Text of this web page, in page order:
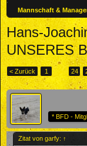
Mannschaft &
Hans-
UNSERES
< Zurück 1 ← 24
* BFD -
Zitat von garfy: ↑